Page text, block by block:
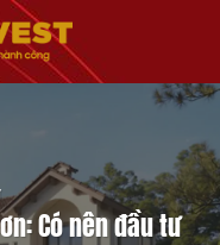
Có nên đầu tư